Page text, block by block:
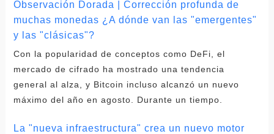
Observación Dorada | Corrección profunda de
muchas monedas ¿A dónde van las "emergentes"
y las "clásicas"?
Con la popularidad de conceptos como DeFi, el
mercado de cifrado ha mostrado una tendencia
general al alza, y Bitcoin incluso alcanzó un nuevo
máximo del año en agosto. Durante un tiempo.
La "nueva infraestructura" crea un nuevo motor